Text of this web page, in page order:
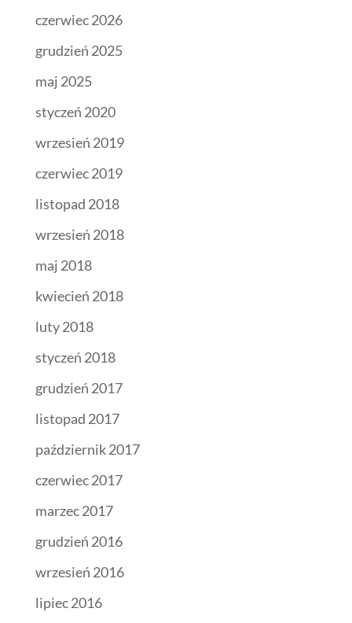
czerwiec 2026
grudzień 2025
maj 2025
styczeń 2020
wrzesień 2019
czerwiec 2019
listopad 2018
wrzesień 2018
maj 2018
kwiecień 2018
luty 2018
styczeń 2018
grudzień 2017
listopad 2017
październik 2017
czerwiec 2017
marzec 2017
grudzień 2016
wrzesień 2016
lipiec 2016